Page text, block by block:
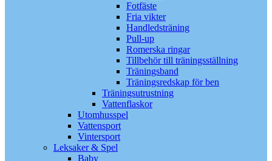
Fotfäste
Fria vikter
Handledsträning
Pull-up
Romerska ringar
Tillbehör till träningsställning
Träningsband
Träningsredskap för ben
Träningsutrustning
Vattenflaskor
Utomhusspel
Vattensport
Vintersport
Leksaker & Spel
Baby